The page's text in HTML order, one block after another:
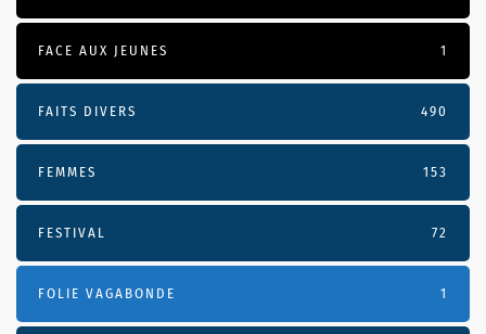
FACE AUX JEUNES 1
FAITS DIVERS 490
FEMMES 153
FESTIVAL 72
FOLIE VAGABONDE 1